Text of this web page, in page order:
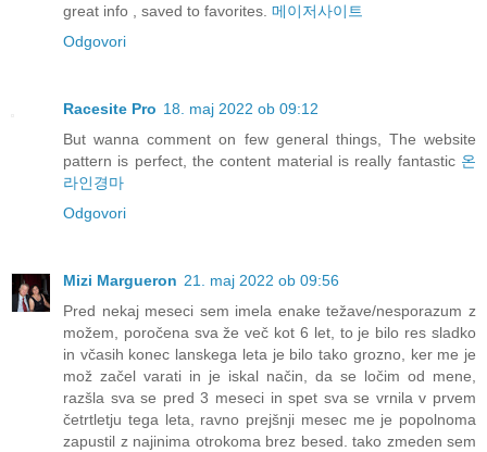
great info , saved to favorites. 메이저사이트
Odgovori
Racesite Pro 18. maj 2022 ob 09:12
But wanna comment on few general things, The website
pattern is perfect, the content material is really fantastic 온
라인경마
Odgovori
Mizi Margueron 21. maj 2022 ob 09:56
Pred nekaj meseci sem imela enake težave/nesporazum z
možem, poročena sva že več kot 6 let, to je bilo res sladko
in včasih konec lanskega leta je bilo tako grozno, ker me je
mož začel varati in je iskal način, da se ločim od mene,
razšla sva se pred 3 meseci in spet sva se vrnila v prvem
četrtletju tega leta, ravno prejšnji mesec me je popolnoma
zapustil z najinima otrokoma brez besed. tako zmeden sem